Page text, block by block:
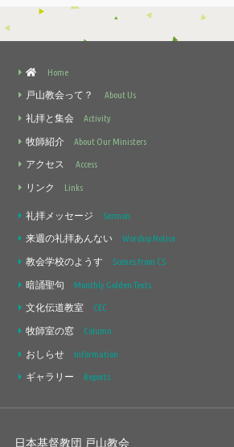
Home
戸山教会って？About Us
礼拝と集会Activity
牧師紹介About Our Ministers
アクセスAccess
リンク Links
礼拝メッセージ Sermon
来週の礼拝あんないWorship Notice
教会学校のようす Scenes from CS
暗誦聖句 Monthly Golden Texts
文化伝道教室 CEC
牧師室の窓 Column
おしらせ Information
ギャラリー Reports
日本基督教団 戸山教会